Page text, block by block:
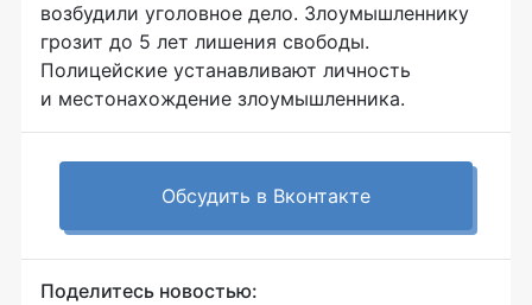
возбудили уголовное дело. Злоумышленнику
грозит до 5 лет лишения свободы.
Полицейские устанавливают личность
и местонахождение злоумышленника.
Обсудить в Вконтакте
Поделитесь новостью: